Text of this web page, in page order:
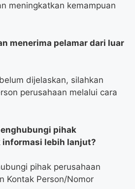
meningkatkan kemampuan
menerima pelamar dari luar
dijelaskan, silahkan
perusahaan melalui cara
pihak
informasi lebih lanjut?
pihak perusahaan
Kontak Person/Nomor